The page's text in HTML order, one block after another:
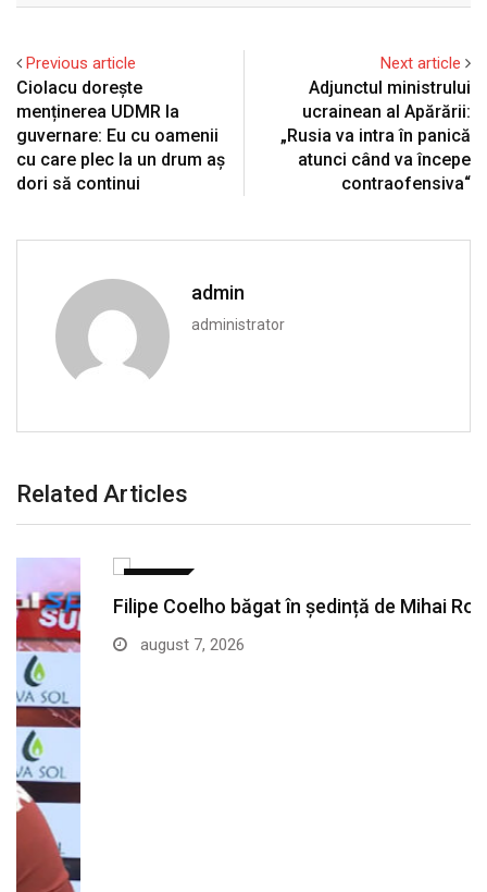
Previous article
Ciolacu dorește
menținerea UDMR la
guvernare: Eu cu oamenii
cu care plec la un drum aș
dori să continui
Next article
Adjunctul ministrului
ucrainean al Apărării:
„Rusia va intra în panică
atunci când va începe
contraofensiva“
admin
administrator
Related Articles
SPORT
Filipe Coelho băgat în ședință de Mihai Rotaru…
august 7, 2026